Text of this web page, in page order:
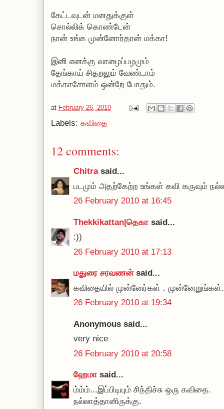
கேட்டவுடன் மனதுக்குள்
சொல்லிக் கொண்டேன்
நான் உங்க முன்னோர்தான் மக்கா!
இனி எனக்கு வாழைப்பழமும்
தேங்காய் சிதறலும் வேண்டாம்
மக்காசோளம் ஒன்றே போதும்.
at February 26, 2010
Labels: கவிதை
12 comments:
Chitrasaid...
படமும் அதற்கேற்ற உங்கள் கவி கருவும்
26 February 2010 at 16:45
Thekkikattan|தெகா said...
:))
26 February 2010 at 17:13
மதுரை சரவணன்said...
கவிதையில் முன்னேர்கள் .
26 February 2010 at 19:34
Anonymous said...
very nice
26 February 2010 at 20:58
ஹேமா said...
ம்ம்ம்...இப்பிடியும் சிந்திச்சு ஒரு கவிதை.
நல்லாத்தானிருக்கு.